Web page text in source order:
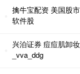
擒牛宝配资 美国股
软件股
兴泊证券 痘痘肌卸
_vva_ddg